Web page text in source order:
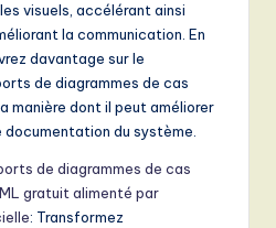
visuels, accélérant ainsi
la communication. En
davantage sur le
de diagrammes de cas
manière dont il peut améliorer
du système.
de diagrammes de cas
gratuit alimenté par
: Transformez